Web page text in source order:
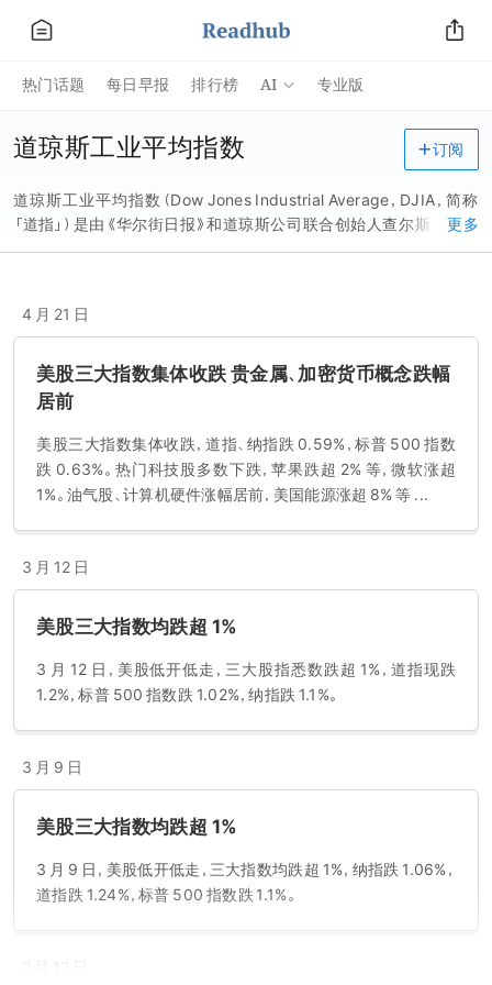
热门话题 每日早报 排行榜 AI 专业版
道琼斯工业平均指数
道琼斯工业平均指数（Dow Jones Industrial Average，DJIA，简称
「道指」）是由《华尔街日报》和道琼斯公司联合创始人查尔斯・道创
造，并以他和他的商业伙伴统计学家爱德华・琼斯的名字命名的股票
更多
订阅
4 月 21 日
美股三大指数集体收跌 贵金属、加密货币概念跌幅
居前
美股三大指数集体收跌，道指、纳指跌 0.59%，标普 500 指数
跌 0.63%。热门科技股多数下跌，苹果跌超 2% 等，微软涨超
1%。油气股、计算机硬件涨幅居前，美国能源涨超 8% 等 ...
3 月 12 日
美股三大指数均跌超 1%
3 月 12 日，美股低开低走，三大股指悉数跌超 1%，道指现跌
1.2%，标普 500 指数跌 1.02%，纳指跌 1.1%。
3 月 9 日
美股三大指数均跌超 1%
3 月 9 日，美股低开低走，三大指数均跌超 1%，纳指跌 1.06%，
道指跌 1.24%，标普 500 指数跌 1.1%。